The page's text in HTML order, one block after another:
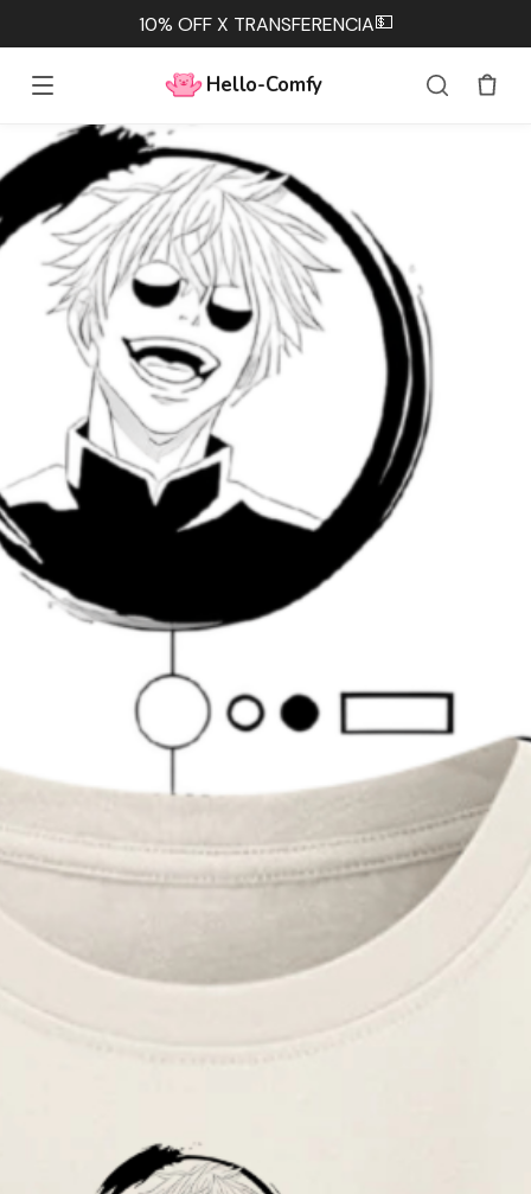
10% OFF X TRANSFERENCIA💵
Hello-Comfy